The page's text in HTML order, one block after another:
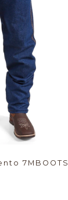
7MBOOTS